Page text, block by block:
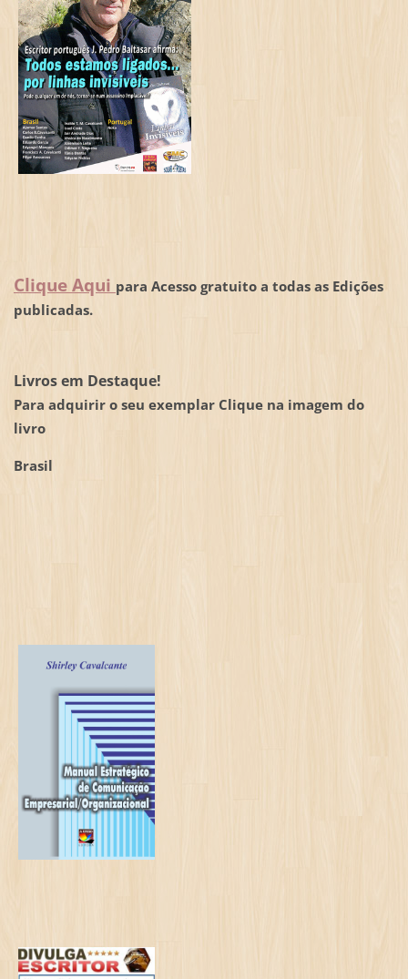
Clique Aqui para Acesso gratuito a todas as Edições
publicadas.
Livros em Destaque!
Para adquirir o seu exemplar Clique na imagem do
livro
Brasil